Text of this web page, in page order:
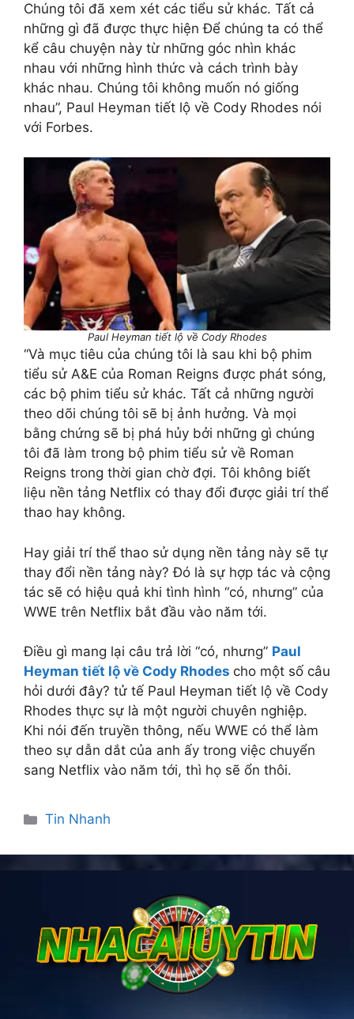
Chúng tôi đã xem xét các tiểu sử khác. Tất cả
những gì đã được thực hiện Để chúng ta có thể
kể câu chuyện này từ những góc nhìn khác
nhau với những hình thức và cách trình bày
khác nhau. Chúng tôi không muốn nó giống
nhau”, Paul Heyman tiết lộ về Cody Rhodes nói
với Forbes.
Paul Heyman tiết lộ về Cody Rhodes
“Và mục tiêu của chúng tôi là sau khi bộ phim
tiểu sử A&E của Roman Reigns được phát sóng,
các bộ phim tiểu sử khác. Tất cả những người
theo dõi chúng tôi sẽ bị ảnh hưởng. Và mọi
bằng chứng sẽ bị phá hủy bởi những gì chúng
tôi đã làm trong bộ phim tiểu sử về Roman
Reigns trong thời gian chờ đợi. Tôi không biết
liệu nền tảng Netflix có thay đổi được giải trí thể
thao hay không.
Hay giải trí thể thao sử dụng nền tảng này sẽ tự
thay đổi nền tảng này? Đó là sự hợp tác và cộng
tác sẽ có hiệu quả khi tình hình “có, nhưng” của
WWE trên Netflix bắt đầu vào năm tới.
Điều gì mang lại câu trả lời “có, nhưng” Paul
Heyman tiết lộ về Cody Rhodes cho một số câu
hỏi dưới đây? tử tế Paul Heyman tiết lộ về Cody
Rhodes thực sự là một người chuyên nghiệp.
Khi nói đến truyền thông, nếu WWE có thể làm
theo sự dẫn dắt của anh ấy trong việc chuyển
sang Netflix vào năm tới, thì họ sẽ ổn thôi.
Danh
Tin Nhanh